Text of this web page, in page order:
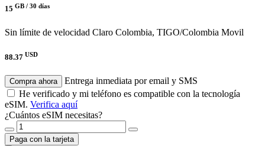
15 GB / 30 días
Sin límite de velocidad Claro Colombia, TIGO/Colombia Movil
88.37 USD
Compra ahora
Entrega inmediata por email y SMS
He verificado y mi teléfono es compatible con la tecnología
eSIM. Verifica aquí
¿Cuántos eSIM necesitas?
Paga con la tarjeta